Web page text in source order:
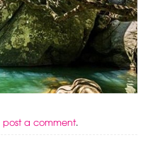
post a comment.